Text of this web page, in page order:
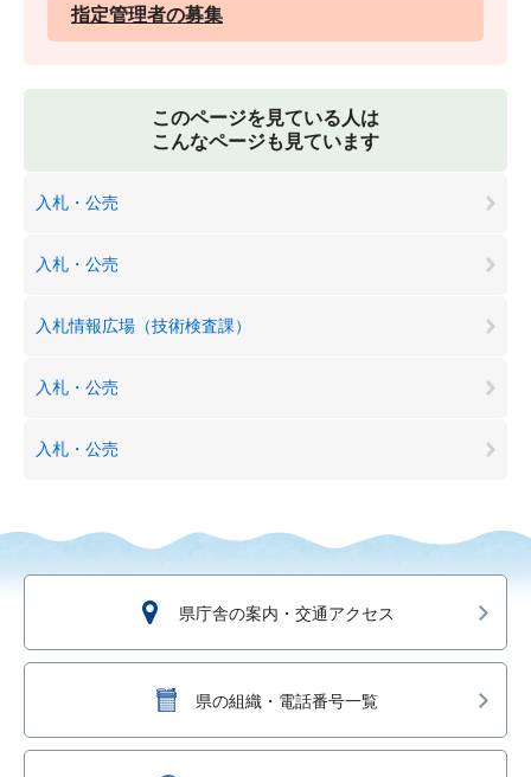
指定管理者の募集
このページを見ている人は
こんなページも見ています
入札・公売
入札・公売
入札情報広場（技術検査課）
入札・公売
入札・公売
県庁舎の案内・交通アクセス
県の組織・電話番号一覧